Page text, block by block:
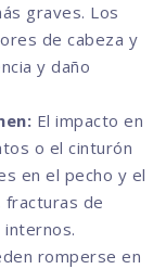
graves. Los
de cabeza y
y daño
El impacto en
o el cinturón
en el pecho y el
fracturas de
romperse en